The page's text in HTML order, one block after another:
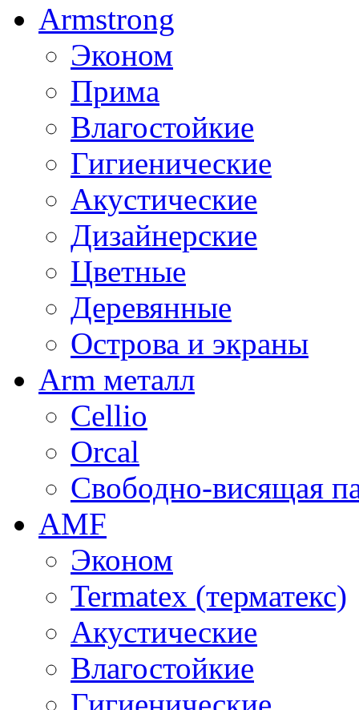
Armstrong
Эконом
Прима
Влагостойкие
Гигиенические
Акустические
Дизайнерские
Цветные
Деревянные
Острова и экраны
Arm металл
Cellio
Orcal
Свободно-висящая
AMF
Эконом
Termatex (терматекс)
Акустические
Влагостойкие